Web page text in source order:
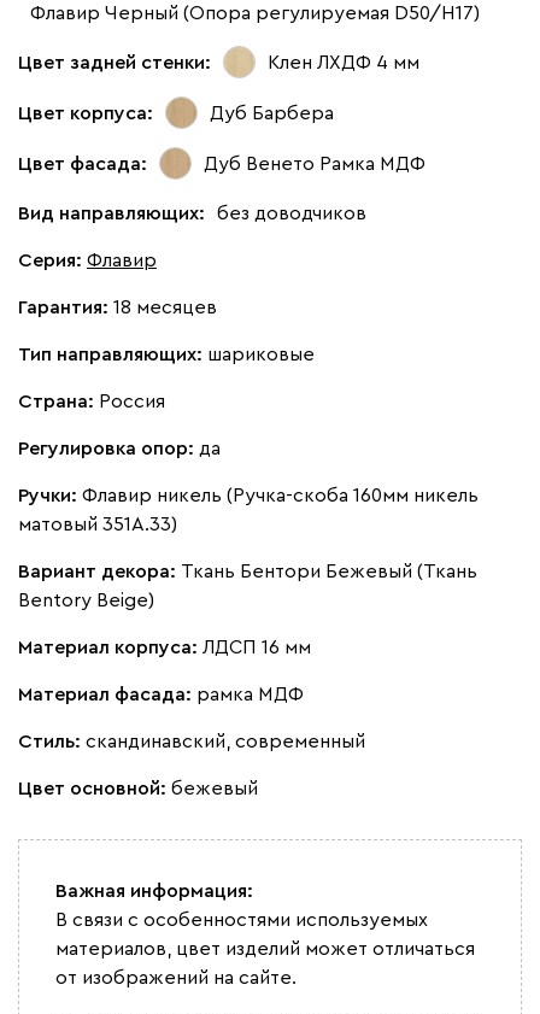
Флавир Черный (Опора регулируемая D50/H17)
Цвет задней стенки: Клен ЛХДФ 4 мм
Цвет корпуса: Дуб Барбера
Цвет фасада: Дуб Венето Рамка МДФ
Вид направляющих: без доводчиков
Серия: Флавир
Гарантия: 18 месяцев
Тип направляющих: шариковые
Страна: Россия
Регулировка опор: да
Ручки: Флавир никель (Ручка-скоба 160мм никель
матовый 351А.33)
Вариант декора: Ткань Бентори Бежевый (Ткань
Bentory Beige)
Материал корпуса: ЛДСП 16 мм
Материал фасада: рамка МДФ
Стиль: скандинавский, современный
Цвет основной: бежевый
Важная информация:
В связи с особенностями используемых
материалов, цвет изделий может отличаться
от изображений на сайте.